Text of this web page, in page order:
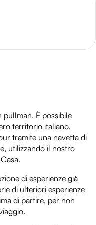
pullman. È possibile
territorio italiano,
tramite una navetta di
utilizzando il nostro
di esperienze già
di ulteriori esperienze
di partire, per non